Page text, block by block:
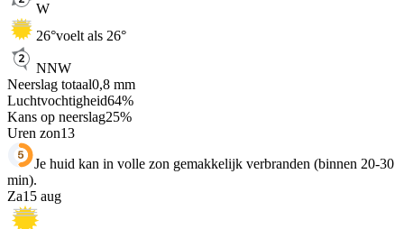
W
26°voelt als 26°
NNW
Neerslag totaal0,8 mm
Luchtvochtigheid64%
Kans op neerslag25%
Uren zon13
Je huid kan in volle zon gemakkelijk verbranden (binnen 20-30
min).
Za15 aug